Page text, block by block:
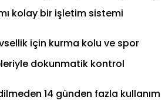
kolay bir işletim sistemi
için kurma kolu ve spor
dokunmatik kontrol
14 günden fazla kullanım